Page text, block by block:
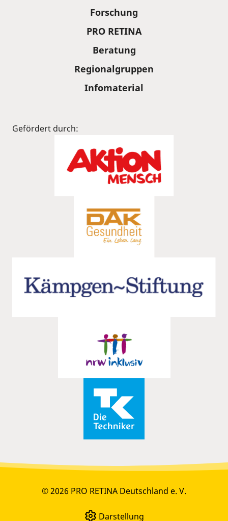
Forschung
PRO RETINA
Beratung
Regionalgruppen
Infomaterial
Gefördert durch:
© 2026 PRO RETINA Deutschland e. V.
Darstellung